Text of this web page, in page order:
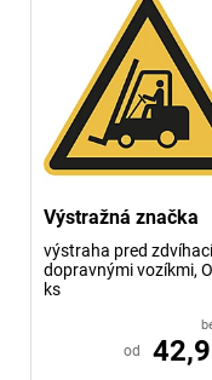
Výstražná značka
výstraha pred
dopravnými vozíkmi,
ks
od